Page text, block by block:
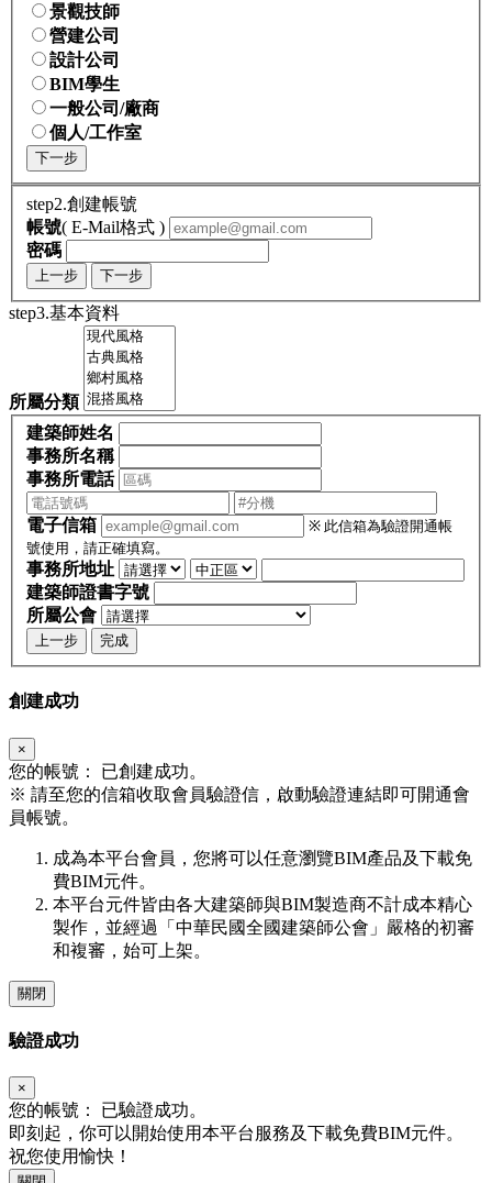
景觀技師
營建公司
設計公司
BIM學生
一般公司/廠商
個人/工作室
下一步
step2.創建帳號
帳號( E-Mail格式 )
密碼
上一步 下一步
step3.基本資料
所屬分類
建築師姓名
事務所名稱
事務所電話
電子信箱
※ 此信箱為驗證開通帳
號使用，請正確填寫。
事務所地址
建築師證書字號
所屬公會
上一步 完成
創建成功
×
您的帳號：
已創建成功。
※ 請至您的信箱收取會員驗證信，啟動驗證連結即可開通會
員帳號。
成為本平台會員，您將可以任意瀏覽BIM產品及下載免
費BIM元件。
本平台元件皆由各大建築師與BIM製造商不計成本精心
製作，並經過「中華民國全國建築師公會」嚴格的初審
和複審，始可上架。
關閉
驗證成功
×
您的帳號：
已驗證成功。
即刻起，你可以開始使用本平台服務及下載免費BIM元件。
祝您使用愉快！